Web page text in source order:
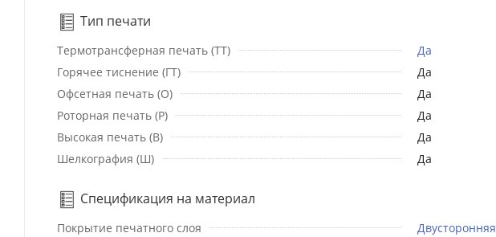
Тип печати
Термотрансферная печать (ТТ)
Да
Горячее тиснение (ГТ)
Да
Офсетная печать (О)
Да
Роторная печать (Р)
Да
Высокая печать (В)
Да
Шелкография (Ш)
Да
Спецификация на материал
Покрытие печатного слоя
Двусторонняя